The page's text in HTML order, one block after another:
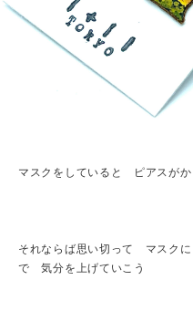
マスクをしていると ピアスが
それならば思い切って マスク
で 気分を上げていこう